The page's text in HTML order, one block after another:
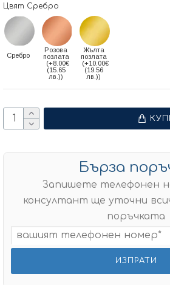
Цвят Сребро
Сребро
Розова
позлата
(+8.00€
(15.65
лв.))
Жълта
позлата
(+10.00€
(19.56
лв.))
Бърза
Запишете телефонен
консултант ще уточни
поръчката